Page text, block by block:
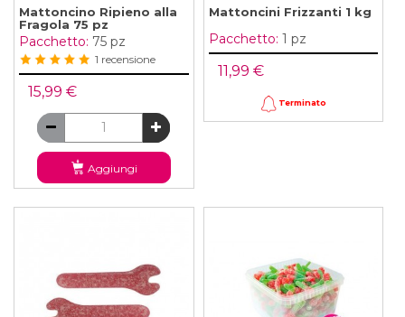
Mattoncino Ripieno alla
Fragola 75 pz
Pacchetto: 75 pz
1 recensione
15,99 €
Aggiungi
Mattoncini Frizzanti 1 kg
Pacchetto: 1 pz
11,99 €
Terminato